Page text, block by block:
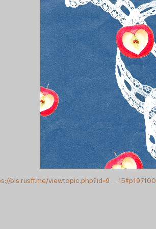
pls.rusff.me/viewtopic.php?id=9 … 15#p197100